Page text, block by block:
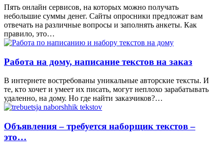
Пять онлайн сервисов, на которых можно получать
небольшие суммы денег. Сайты опросники предложат вам
отвечать на различные вопросы и заполнять анкеты. Как
правило, это…
Работа на дому, написание текстов на заказ
В интернете востребованы уникальные авторские тексты. И
те, кто хочет и умеет их писать, могут неплохо зарабатывать
удаленно, на дому. Но где найти заказчиков?…
Объявления – требуется наборщик текстов –
это…